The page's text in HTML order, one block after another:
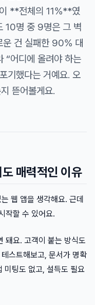
**전체의 11%**였
10명 중 9명은 그 벽
운 건 실패한 90% 대
“어디에 올려야 하는
기했다는 거예요. 오
뜯어볼게요.
매력적인 이유
웹 앱을 생각해요. 근데
작할 수 있어요.
돼요. 고객이 붙는 방식도
스트해보고, 문서가 명확
미팅도 없고, 설득도 필요